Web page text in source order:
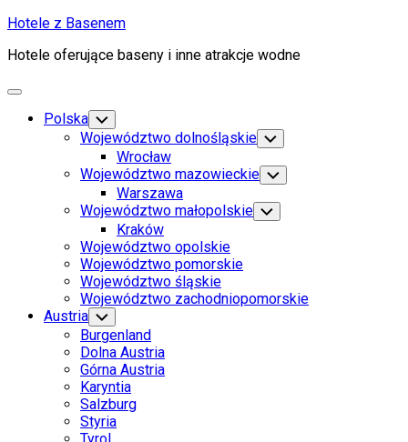
Skip
content
Hotele z Basenem
Hotele oferujące baseny i inne atrakcje wodne
Expand
Polska Toggle
Child
Menu
Województwo dolnośląskie Toggle
Child
Menu
Wrocław
Województwo mazowieckie Toggle
Child
Menu
Warszawa
Województwo małopolskie Toggle
Child
Kraków
Województwo opolskie
Województwo pomorskie
Województwo śląskie
Województwo zachodniopomorskie
Austria Toggle
Child
Menu
Burgenland
Dolna Austria
Górna Austria
Karyntia
Salzburg
Styria